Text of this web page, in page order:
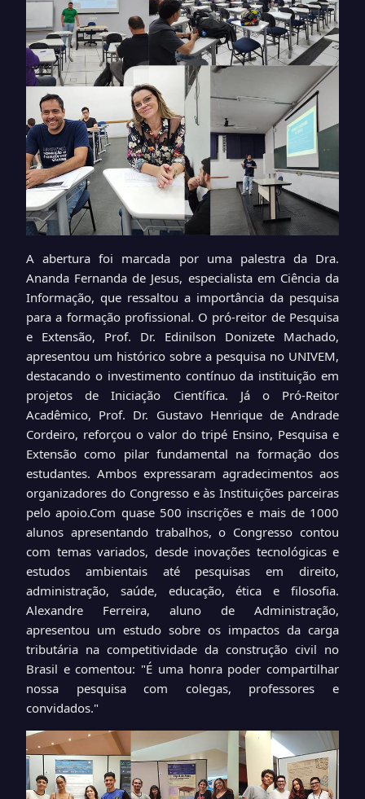
A abertura foi marcada por uma palestra da Dra.
Ananda Fernanda de Jesus, especialista em Ciência da
Informação, que ressaltou a importância da pesquisa
para a formação profissional. O pró-reitor de Pesquisa
e Extensão, Prof. Dr. Edinilson Donizete Machado,
apresentou um histórico sobre a pesquisa no UNIVEM,
destacando o investimento contínuo da instituição em
projetos de Iniciação Científica. Já o Pró-Reitor
Acadêmico, Prof. Dr. Gustavo Henrique de Andrade
Cordeiro, reforçou o valor do tripé Ensino, Pesquisa e
Extensão como pilar fundamental na formação dos
estudantes. Ambos expressaram agradecimentos aos
organizadores do Congresso e às Instituições parceiras
pelo apoio.Com quase 500 inscrições e mais de 1000
alunos apresentando trabalhos, o Congresso contou
com temas variados, desde inovações tecnológicas e
estudos ambientais até pesquisas em direito,
administração, saúde, educação, ética e filosofia.
Alexandre Ferreira, aluno de Administração,
apresentou um estudo sobre os impactos da carga
tributária na competitividade da construção civil no
Brasil e comentou: "É uma honra poder compartilhar
nossa pesquisa com colegas, professores e
convidados."